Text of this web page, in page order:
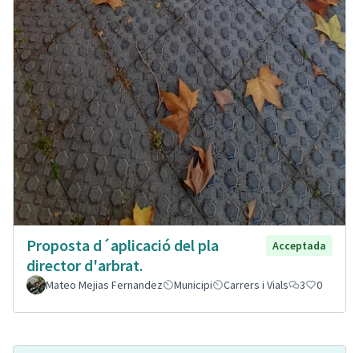
Proposta d´aplicació del pla
director d'arbrat.
Acceptada
Mateo Mejias Fernandez Municipi Carrers i Vials 3 0